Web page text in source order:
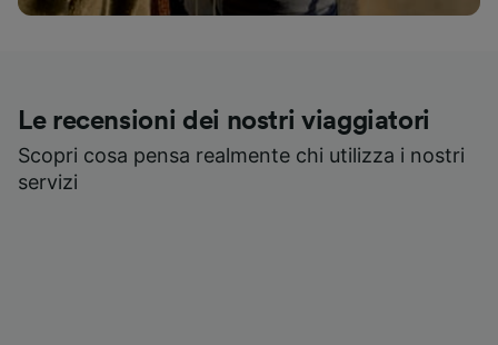
Le recensioni dei nostri viaggiatori
Scopri cosa pensa realmente chi utilizza i nostri
servizi